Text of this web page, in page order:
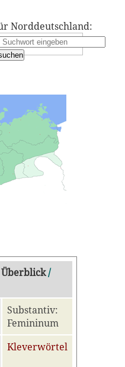
Norddeutschland:
/
Substantiv:
Femininum
Kleverwörtel